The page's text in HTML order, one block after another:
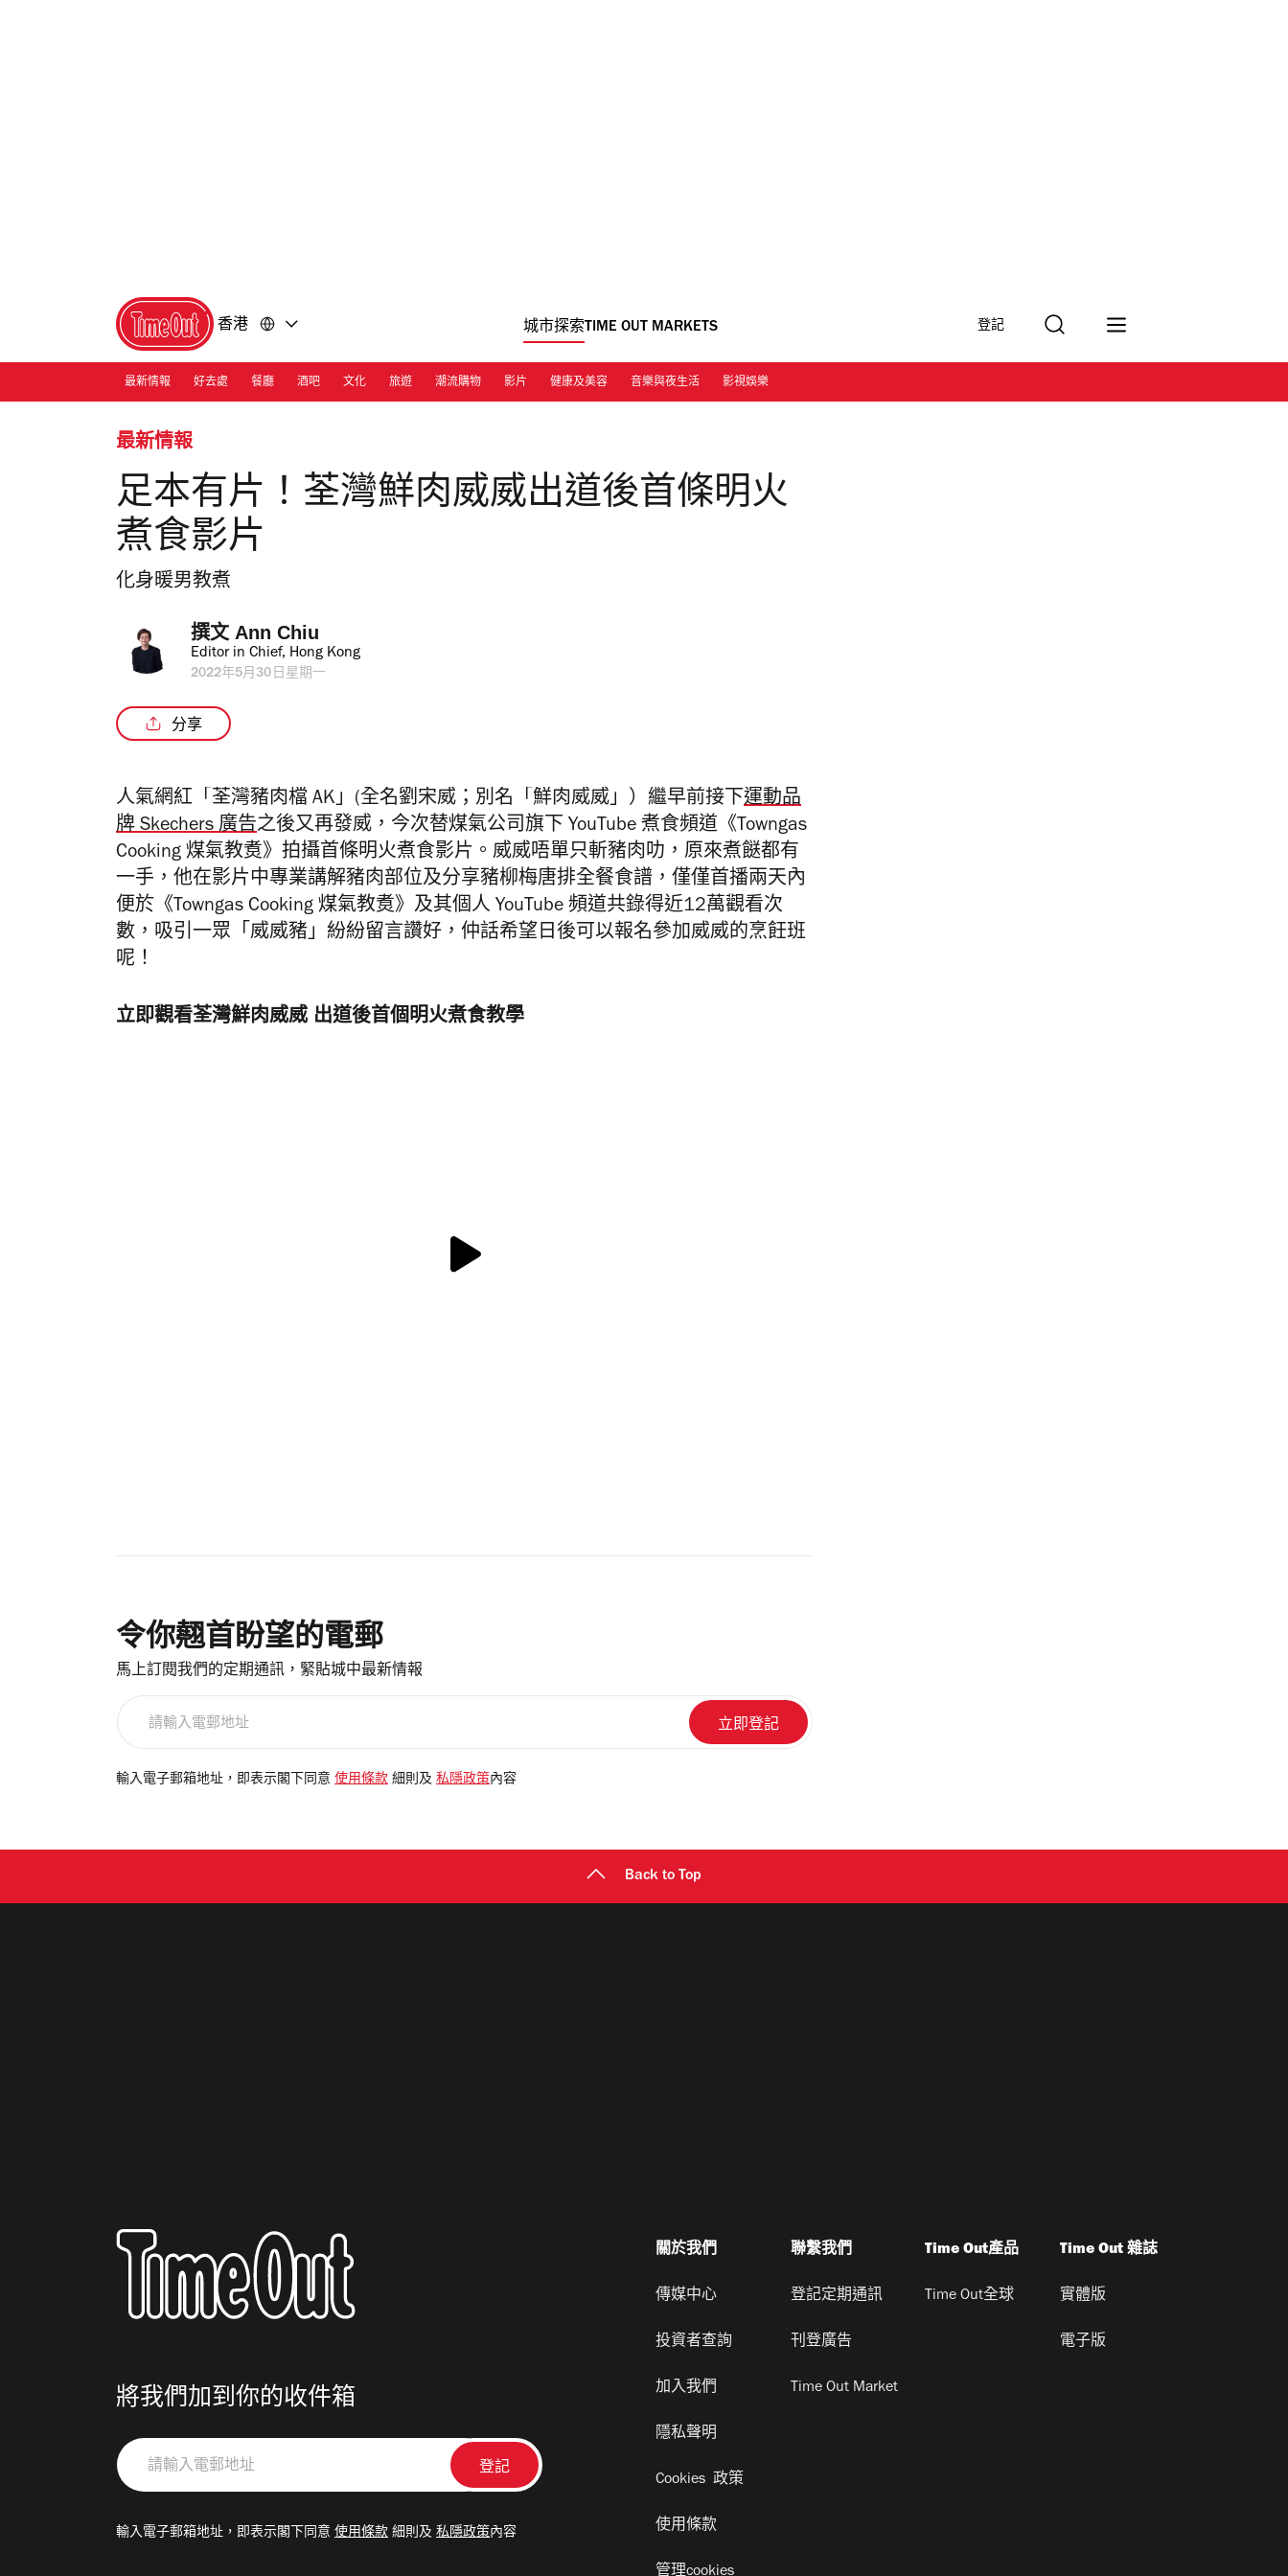
香港 城市探索TIME OUT MARKETS 登記
最新情報 好去處 餐廳 酒吧 文化 旅遊 潮流購物 影片 健康及美容 音樂與夜生活 影視娛樂
最新情報
足本有片！荃灣鮮肉威威出道後首條明火
煮食影片
化身暖男教煮
撰文 Ann Chiu
Editor in Chief, Hong Kong
2022年5月30日星期一
分享
人氣網紅「荃灣豬肉檔 AK」 (全名劉宋威； 別名「鮮肉威威」）繼早前接下運動品
牌 Skechers 廣告之後又再發威，今次替煤氣公司旗下 YouTube 煮食頻道《 Towngas
Cooking 煤氣教煑》拍攝首條明火煮食影片。 威威唔單只斬豬肉叻，原來煮餸都有
一手，他在影片中專業講解豬肉部位及分享豬柳梅唐排全餐食譜， 僅僅首播兩天內
便於《Towngas Cooking 煤氣教煑》 及其個人 YouTube 頻道共錄得近12萬觀看次
數，吸引一眾 「威威豬」 紛紛留言讚好，仲話希望日後可以報名參加威威的烹飪班
呢！
立即觀看荃灣鮮肉威威 出道後首個明火煮食教學
令你翹首盼望的電郵
馬上訂閱我們的定期通訊，緊貼城中最新情報
電
輸入電子郵箱地址，即表示閣下同意 使用條款 細則及 私隱政策內容
Back to Top
將我們加到你的收件箱
請
輸
郵
輸入電子郵箱地址，即表示閣下同意 使用條款 細則及 私隱政策 內容
關於我們
傳媒中心
投資者查詢
加入我們
隱私聲明
Cookies 政策
使用條款
管理cookies
聯繫我們
登記定期通訊
刊登廣告
Time Out Market
Time Out產品
Time Out全球
Time Out 雜誌
實體版
電子版